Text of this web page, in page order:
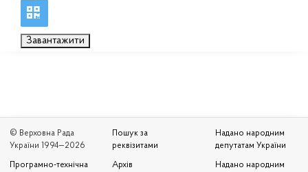
Завантажити
© Верховна Рада
України 1994—2026
Програмно-технічна
Пошук за
реквізитами
Архів
Надано народним
депутатам України
Надано народним